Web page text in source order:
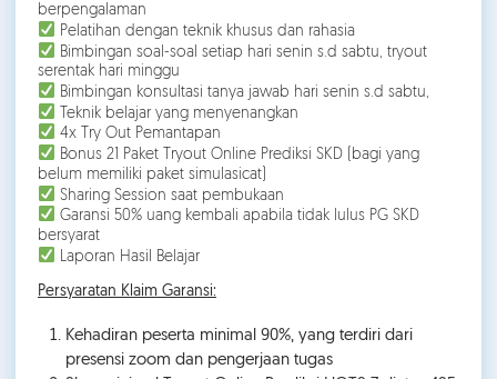
berpengalaman
Pelatihan dengan teknik khusus dan rahasia
Bimbingan soal-soal setiap hari senin s.d sabtu, tryout
serentak hari minggu
Bimbingan konsultasi tanya jawab hari senin s.d sabtu,
Teknik belajar yang menyenangkan
4x Try Out Pemantapan
Bonus 21 Paket Tryout Online Prediksi SKD (bagi yang
belum memiliki paket simulasicat)
Sharing Session saat pembukaan
Garansi 50% uang kembali apabila tidak lulus PG SKD
bersyarat
Laporan Hasil Belajar
Persyaratan Klaim Garansi:
Kehadiran peserta minimal 90%, yang terdiri dari
presensi zoom dan pengerjaan tugas